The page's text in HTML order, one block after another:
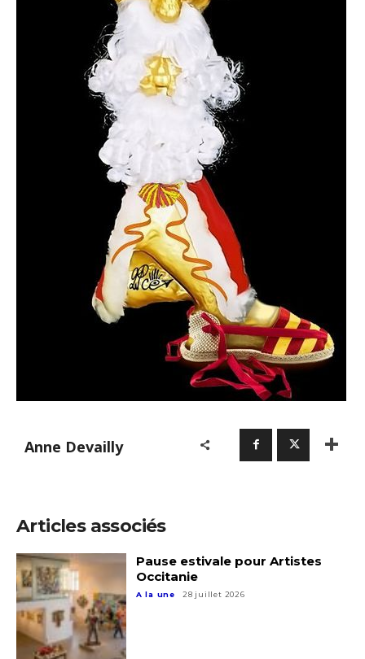
Anne Devailly
Articles associés
Pause estivale pour Artistes
Occitanie
A la une 28 juillet 2026